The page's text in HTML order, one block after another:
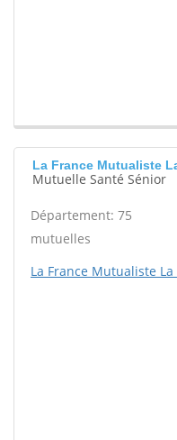
La France Mutualiste
Mutuelle Santé Sénior
Département: 75
mutuelles
La France Mutualiste